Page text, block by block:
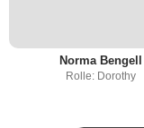
Norma Bengell
Rolle: Dorothy